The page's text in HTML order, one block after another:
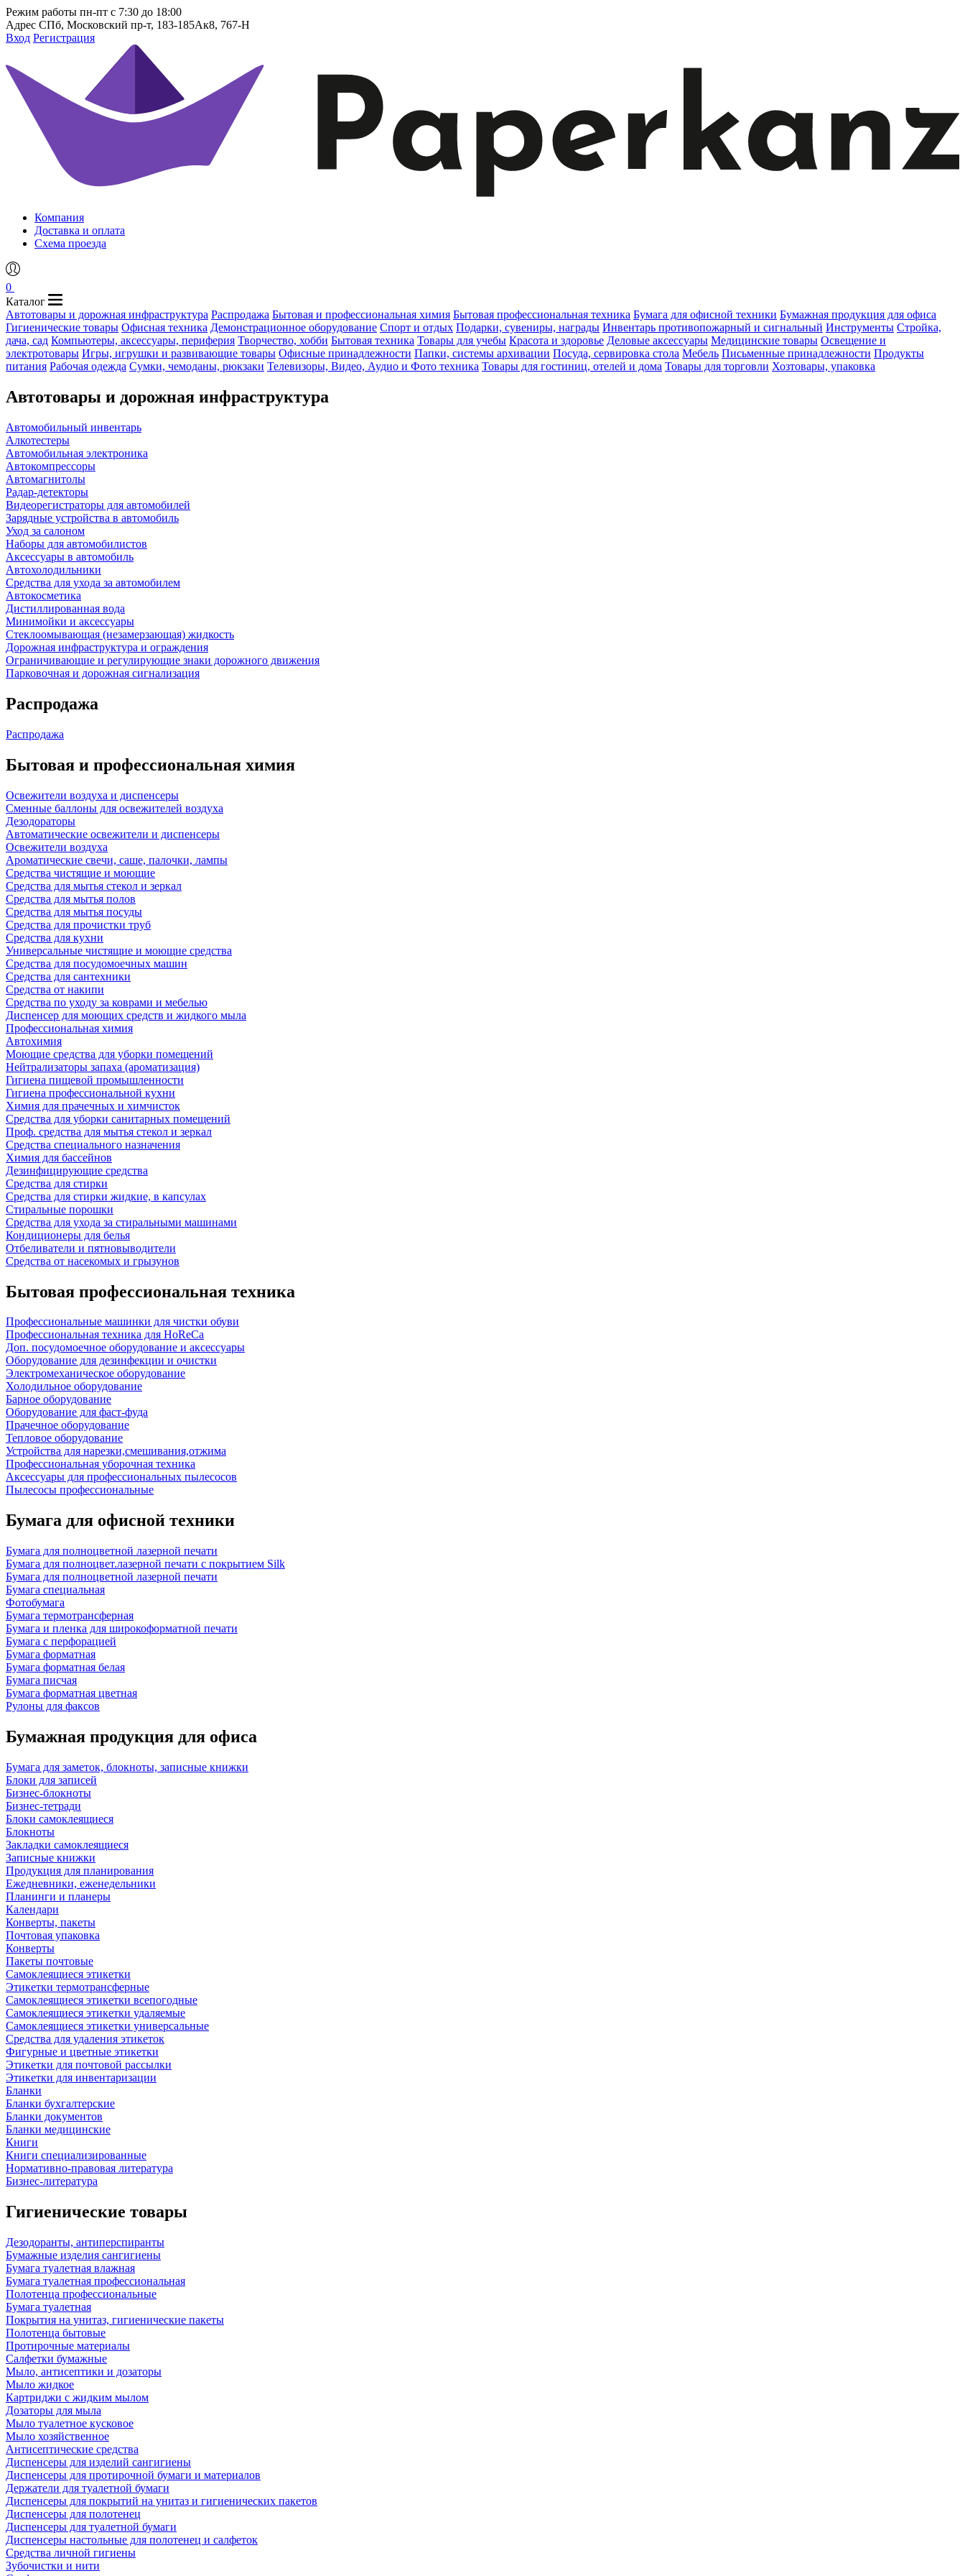
Режим работы пн-пт с 7:30 до 18:00
Адрес СПб, Московский пр-т, 183-185Ак8, 767-Н
Вход Регистрация
Компания
Доставка и оплата
Схема проезда
0
Каталог
Автотовары и дорожная инфраструктура Распродажа Бытовая и профессиональная химия Бытовая профессиональная техника Бумага для офисной техники Бумажная продукция для офиса
Гигиенические товары Офисная техника Демонстрационное оборудование Спорт и отдых Подарки, сувениры, награды Инвентарь противопожарный и сигнальный Инструменты Стройка,
дача, сад Компьютеры, аксессуары, периферия Творчество, хобби Бытовая техника Товары для учебы Красота и здоровье Деловые аксессуары Медицинские товары Освещение и
электротовары Игры, игрушки и развивающие товары Офисные принадлежности Папки, системы архивации Посуда, сервировка стола Мебель Письменные принадлежности Продукты
питания Рабочая одежда Сумки, чемоданы, рюкзаки Телевизоры, Видео, Аудио и Фото техника Товары для гостиниц, отелей и дома Товары для торговли Хозтовары, упаковка
Автотовары и дорожная инфраструктура
Автомобильный инвентарь
Алкотестеры
Автомобильная электроника
Автокомпрессоры
Автомагнитолы
Радар-детекторы
Видеорегистраторы для автомобилей
Зарядные устройства в автомобиль
Уход за салоном
Наборы для автомобилистов
Аксессуары в автомобиль
Автохолодильники
Средства для ухода за автомобилем
Автокосметика
Дистиллированная вода
Минимойки и аксессуары
Стеклоомывающая (незамерзающая) жидкость
Дорожная инфраструктура и ограждения
Ограничивающие и регулирующие знаки дорожного движения
Парковочная и дорожная сигнализация
Распродажа
Распродажа
Бытовая и профессиональная химия
Освежители воздуха и диспенсеры
Сменные баллоны для освежителей воздуха
Дезодораторы
Автоматические освежители и диспенсеры
Освежители воздуха
Ароматические свечи, саше, палочки, лампы
Средства чистящие и моющие
Средства для мытья стекол и зеркал
Средства для мытья полов
Средства для мытья посуды
Средства для прочистки труб
Средства для кухни
Универсальные чистящие и моющие средства
Средства для посудомоечных машин
Средства для сантехники
Средства от накипи
Средства по уходу за коврами и мебелью
Диспенсер для моющих средств и жидкого мыла
Профессиональная химия
Автохимия
Моющие средства для уборки помещений
Нейтрализаторы запаха (ароматизация)
Гигиена пищевой промышленности
Гигиена профессиональной кухни
Химия для прачечных и химчисток
Средства для уборки санитарных помещений
Проф. средства для мытья стекол и зеркал
Средства специального назначения
Химия для бассейнов
Дезинфицирующие средства
Средства для стирки
Средства для стирки жидкие, в капсулах
Стиральные порошки
Средства для ухода за стиральными машинами
Кондиционеры для белья
Отбеливатели и пятновыводители
Средства от насекомых и грызунов
Бытовая профессиональная техника
Профессиональные машинки для чистки обуви
Профессиональная техника для HoReCa
Доп. посудомоечное оборудование и аксессуары
Оборудование для дезинфекции и очистки
Электромеханическое оборудование
Холодильное оборудование
Барное оборудование
Оборудование для фаст-фуда
Прачечное оборудование
Тепловое оборудование
Устройства для нарезки,смешивания,отжима
Профессиональная уборочная техника
Аксессуары для профессиональных пылесосов
Пылесосы профессиональные
Бумага для офисной техники
Бумага для полноцветной лазерной печати
Бумага для полноцвет.лазерной печати с покрытием Silk
Бумага для полноцветной лазерной печати
Бумага специальная
Фотобумага
Бумага термотрансферная
Бумага и пленка для широкоформатной печати
Бумага с перфорацией
Бумага форматная
Бумага форматная белая
Бумага писчая
Бумага форматная цветная
Рулоны для факсов
Бумажная продукция для офиса
Бумага для заметок, блокноты, записные книжки
Блоки для записей
Бизнес-блокноты
Бизнес-тетради
Блоки самоклеящиеся
Блокноты
Закладки самоклеящиеся
Записные книжки
Продукция для планирования
Ежедневники, еженедельники
Планинги и планеры
Календари
Конверты, пакеты
Почтовая упаковка
Конверты
Пакеты почтовые
Самоклеящиеся этикетки
Этикетки термотрансферные
Самоклеящиеся этикетки всепогодные
Самоклеящиеся этикетки удаляемые
Самоклеящиеся этикетки универсальные
Средства для удаления этикеток
Фигурные и цветные этикетки
Этикетки для почтовой рассылки
Этикетки для инвентаризации
Бланки
Бланки бухгалтерские
Бланки документов
Бланки медицинские
Книги
Книги специализированные
Нормативно-правовая литература
Бизнес-литература
Гигиенические товары
Дезодоранты, антиперспиранты
Бумажные изделия сангигиены
Бумага туалетная влажная
Бумага туалетная профессиональная
Полотенца профессиональные
Бумага туалетная
Покрытия на унитаз, гигиенические пакеты
Полотенца бытовые
Протирочные материалы
Салфетки бумажные
Мыло, антисептики и дозаторы
Мыло жидкое
Картриджи с жидким мылом
Дозаторы для мыла
Мыло туалетное кусковое
Мыло хозяйственное
Антисептические средства
Диспенсеры для изделий сангигиены
Диспенсеры для протирочной бумаги и материалов
Держатели для туалетной бумаги
Диспенсеры для покрытий на унитаз и гигиенических пакетов
Диспенсеры для полотенец
Диспенсеры для туалетной бумаги
Диспенсеры настольные для полотенец и салфеток
Средства личной гигиены
Зубочистки и нити